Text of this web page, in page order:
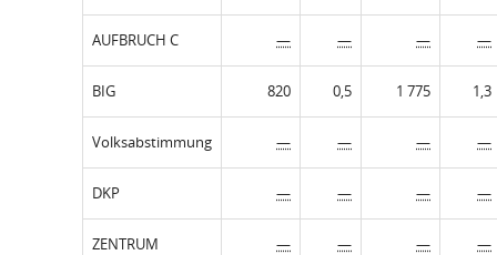
AUFBRUCH C — — — —
BIG 820 0,5 1 775 1,3
Volksabstimmung — — — —
DKP — — — —
ZENTRUM — — — —